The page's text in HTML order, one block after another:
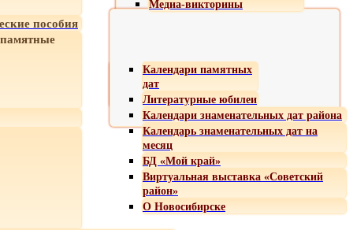
Медиа-викторины
пособия
Календари памятных
дат
Литературные юбилеи
Календари знаменательных дат района
Календарь знаменательных дат на
месяц
БД «Мой край»
Виртуальная выставка «Советский
район»
О Новосибирске